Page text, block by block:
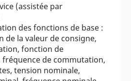
(assistée par
des fonctions de base :
de la valeur de consigne,
fonction de
fréquence de commutation,
tension nominale,